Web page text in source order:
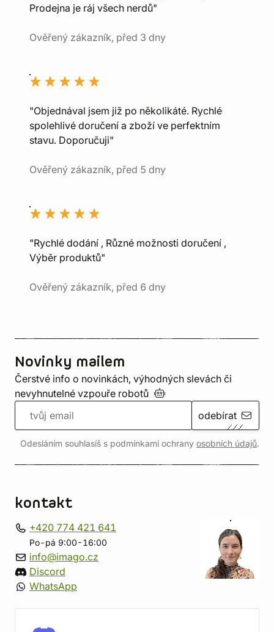
Prodejna je ráj všech nerdů"
Ověřený zákazník, před 3 dny
"Objednával jsem již po několikáté. Rychlé
spolehlivé doručení a zboží ve perfektním
stavu. Doporučuji"
Ověřený zákazník, před 5 dny
"Rychlé dodání , Různé možnosti doručení ,
Výběr produktů"
Ověřený zákazník, před 6 dny
Novinky mailem
Čerstvé info o novinkách, výhodných slevách či
nevyhnutelné vzpouře robotů
odebírat
Odesláním souhlasíš s podmínkami ochrany osobních údajů.
kontakt
+420 774 421 641
Po-pá 9:00-16:00
info@imago.cz
Discord
WhatsApp